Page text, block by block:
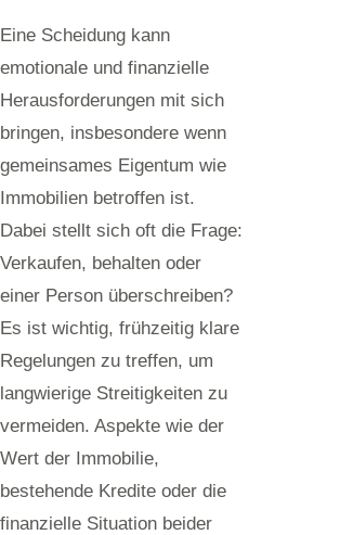
Eine Scheidung kann
emotionale und finanzielle
Herausforderungen mit sich
bringen, insbesondere wenn
gemeinsames Eigentum wie
Immobilien betroffen ist.
Dabei stellt sich oft die Frage:
Verkaufen, behalten oder
einer Person überschreiben?
Es ist wichtig, frühzeitig klare
Regelungen zu treffen, um
langwierige Streitigkeiten zu
vermeiden. Aspekte wie der
Wert der Immobilie,
bestehende Kredite oder die
finanzielle Situation beider